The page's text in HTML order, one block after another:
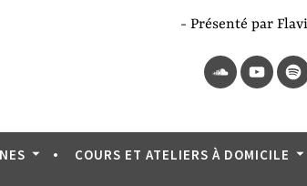
Présenté par
SoundCloud
COURS ET ATELIERS À DOMICILE